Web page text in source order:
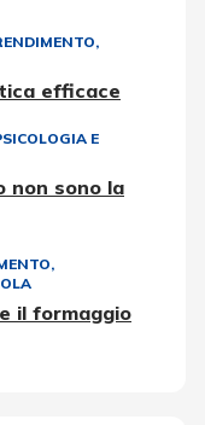
,
efficace
E
non sono la
il formaggio